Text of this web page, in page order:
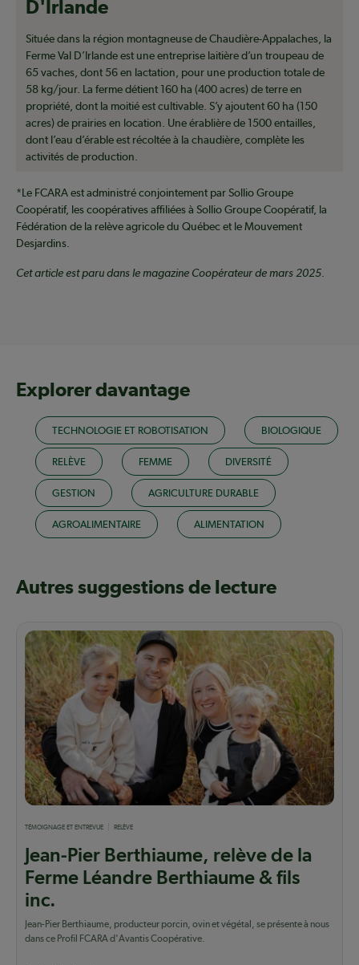
D'Irlande
Située dans la région montagneuse de Chaudière-Appalaches, la
Ferme Val D’Irlande est une entreprise laitière d’un troupeau de
65 vaches, dont 56 en lactation, pour une production totale de
58 kg/jour. La ferme détient 160 ha (400 acres) de terre en
propriété, dont la moitié est cultivable. S’y ajoutent 60 ha (150
acres) de prairies en location. Une érablière de 1500 entailles,
dont l’eau d’érable est récoltée à la chaudière, complète les
activités de production.
*Le FCARA est administré conjointement par Sollio Groupe
Coopératif, les coopératives affiliées à Sollio Groupe Coopératif, la
Fédération de la relève agricole du Québec et le Mouvement
Desjardins.
Cet article est paru dans le magazine Coopérateur de mars 2025.
Explorer davantage
TECHNOLOGIE ET ROBOTISATION BIOLOGIQUE
RELÈVE FEMME DIVERSITÉ
GESTION AGRICULTURE DURABLE
AGROALIMENTAIRE ALIMENTATION
Autres suggestions de lecture
TÉMOIGNAGE ET ENTREVUE RELÈVE
Jean-Pier Berthiaume, relève de la
Ferme Léandre Berthiaume & fils
inc.
Jean-Pier Berthiaume, producteur porcin, ovin et végétal, se présente à nous
dans ce Profil FCARA d'Avantis Coopérative.